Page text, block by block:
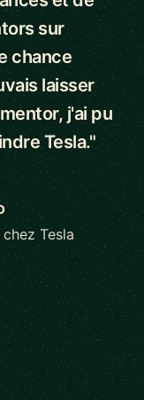
sur
chance
laisser
j'ai pu
Tesla."
Tesla